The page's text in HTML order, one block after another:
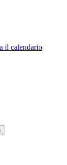
il calendario